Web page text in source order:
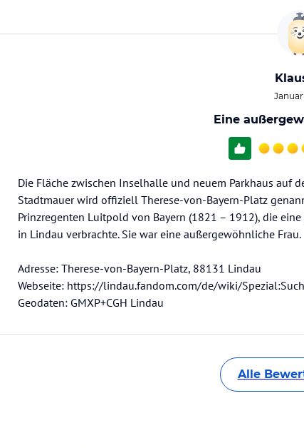
Eine
Die Fläche zwischen Inselhalle und neuem Parkhaus auf
Stadtmauer wird offiziell Therese-von-Bayern-Platz
Prinzregenten Luitpold von Bayern (1821 – 1912), die
in Lindau verbrachte. Sie war eine außergewöhnliche Frau.
Adresse: Therese-von-Bayern-Platz, 88131 Lindau
Webseite: https://lindau.fandom.com/de/wiki/
Geodaten: GMXP+CGH Lindau
Alle